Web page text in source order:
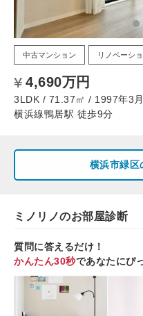
中古マンション リノベーシ
4,690万円
3LDK / 71.37㎡ / 1997年3月
横浜線鴨居駅 徒歩9分
横浜市緑区
ミノリノのお部屋診断
質問に答えるだけ！
かんたん30秒であなたにぴ